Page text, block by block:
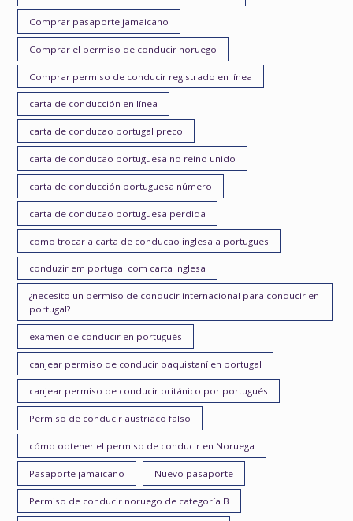
Comprar pasaporte jamaicano
Comprar el permiso de conducir noruego
Comprar permiso de conducir registrado en línea
carta de conducción en línea
carta de conducao portugal preco
carta de conducao portuguesa no reino unido
carta de conducción portuguesa número
carta de conducao portuguesa perdida
como trocar a carta de conducao inglesa a portugues
conduzir em portugal com carta inglesa
¿necesito un permiso de conducir internacional para conducir en
portugal?
examen de conducir en portugués
canjear permiso de conducir paquistaní en portugal
canjear permiso de conducir británico por portugués
Permiso de conducir austriaco falso
cómo obtener el permiso de conducir en Noruega
Pasaporte jamaicano Nuevo pasaporte
Permiso de conducir noruego de categoría B